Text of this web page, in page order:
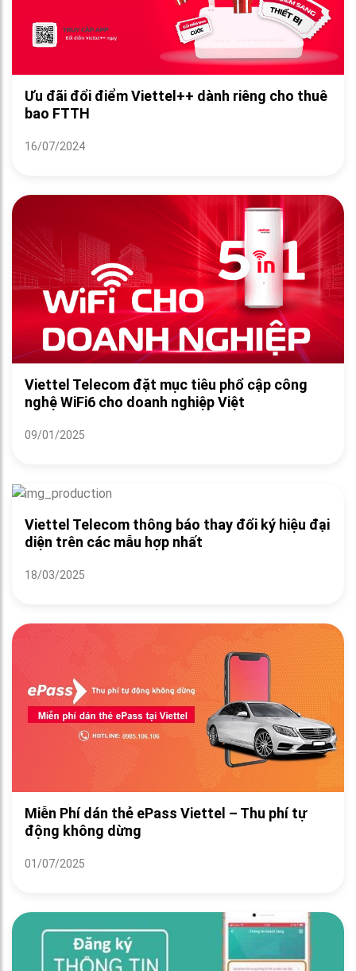
Ưu đãi đổi điểm Viettel++ dành riêng cho thuê
bao FTTH
16/07/2024
Viettel Telecom đặt mục tiêu phổ cập công
nghệ WiFi6 cho doanh nghiệp Việt
09/01/2025
Viettel Telecom thông báo thay đổi ký hiệu đại
diện trên các mẫu hợp nhất
18/03/2025
Miễn Phí dán thẻ ePass Viettel – Thu phí tự
động không dừng
01/07/2025